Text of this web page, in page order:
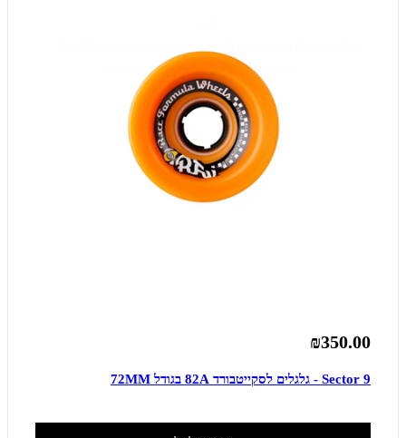
₪350.00
Sector 9 - גלגלים לסקייטבורד 82A בגודל 72MM